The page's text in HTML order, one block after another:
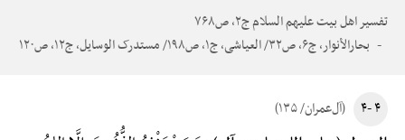
تفسیر اهل بیت علیهم السلام ج۲، ص۷۶۸
بحارالأنوار، ج۶، ص۳۲/ العیاشی، ج۱، ص۱۹۸/ مستدرک الوسایل، ج۱۲، ص۱۲۰
۴ -۴ (آل‌عمران/ ۱۳۵)